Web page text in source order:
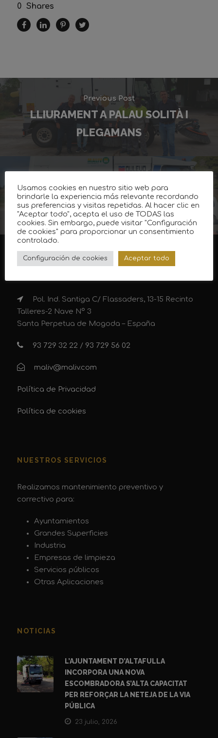
0 Shares
Previous Post
LLIURAMENT A PALAU SOLITÀ I
PLEGAMANS
ENTREGA DE UNA NUEVA 6000 A
FCC EN EL MARESME
Pol. Ind. Santiga C/ Flassaders, 13-15 Recinto
Talleres-2 Nave Nº 3
Santa Perpetua de Mogoda – España
93 729 32 22 / 93 729 56 02
maliv@maliv.com
Política de Privacidad
Política de cookies
NUESTROS SERVICIOS
Realizamos mantenimiento preventivo y
correctivo para:
Ayuntamientos
Grandes Superficies
Industria
Empresas de limpieza
Servicios públicos
Otras Aplicaciones
NOTICIAS
L’AJUNTAMENT D’ALTAFULLA
INCORPORA UNA NOVA
ESCOMBRADORA S’ALTA CAPACITAT
PER REFORÇAR LA NETEJA DE LA VIA
PÚBLICA
23 julio, 2026
Usamos cookies en nuestro sitio web para
brindarle la experiencia más relevante recordando
sus preferencias y visitas repetidas. Al hacer clic en
"Aceptar todo", acepta el uso de TODAS las
cookies. Sin embargo, puede visitar "Configuración
de cookies" para proporcionar un consentimiento
controlado.
Configuración de cookies Aceptar todo